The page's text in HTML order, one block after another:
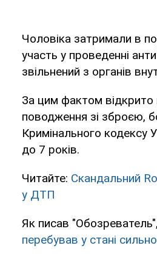
Чоловіка затримали в
участь у проведенні
звільнений з органів
За цим фактом відкрито
поводження зі зброєю,
Кримінального кодексу
до 7 років.
Читайте: Скандальний
у ДТП
Як писав
перебував у стані